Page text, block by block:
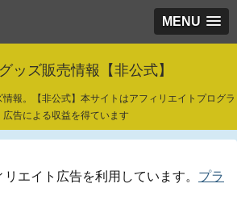
MENU
ッズ販売情報【非公式】
報。【非公式】本サイトはアフィリエイトプログラ
広告による収益を得ています
エイト広告を利用しています。 プラ